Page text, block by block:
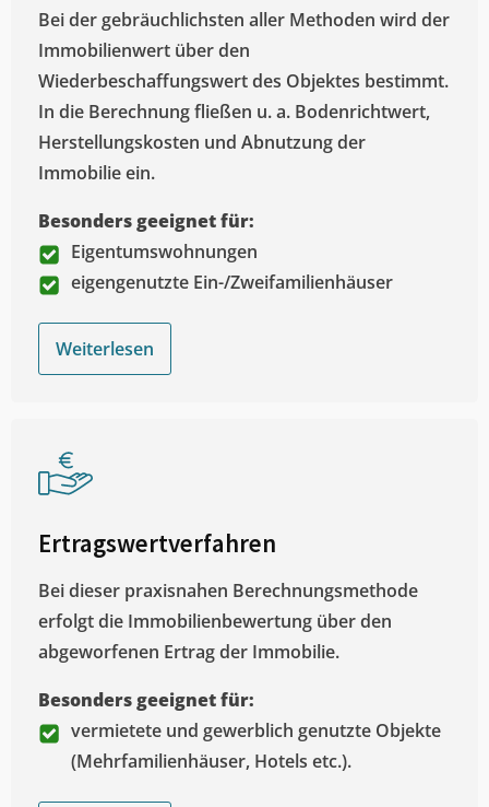
Bei der gebräuchlichsten aller Methoden wird der
Immobilienwert über den
Wiederbeschaffungswert des Objektes bestimmt.
In die Berechnung fließen u. a. Bodenrichtwert,
Herstellungskosten und Abnutzung der
Immobilie ein.
Besonders geeignet für:
Eigentumswohnungen
eigengenutzte Ein-/Zweifamilienhäuser
Weiterlesen
Ertragswertverfahren
Bei dieser praxisnahen Berechnungsmethode
erfolgt die Immobilienbewertung über den
abgeworfenen Ertrag der Immobilie.
Besonders geeignet für:
vermietete und gewerblich genutzte Objekte
(Mehrfamilienhäuser, Hotels etc.).